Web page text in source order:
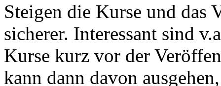
Steigen die Kurse und das
sicherer. Interessant sind
Kurse kurz vor der
kann dann davon